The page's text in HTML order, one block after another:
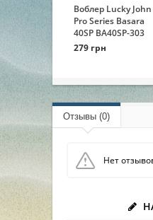
Воблер Lucky John
Pro Series Basara
40SP BA40SP-303
279 грн
Отзывы (0)
Нет